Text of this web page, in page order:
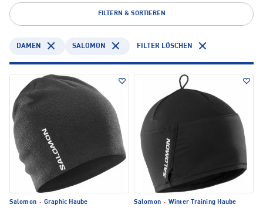
FILTERN & SORTIEREN
DAMEN SALOMON FILTER LÖSCHEN
Salomon · Graphic Haube
Salomon · Winter Training Haube